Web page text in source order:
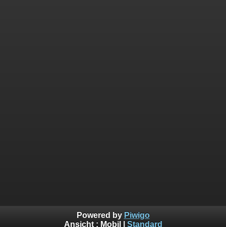
Powered by Piwigo
Ansicht : Mobil Standard